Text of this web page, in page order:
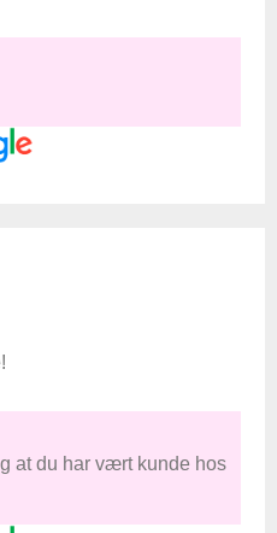
at du har vært kunde hos